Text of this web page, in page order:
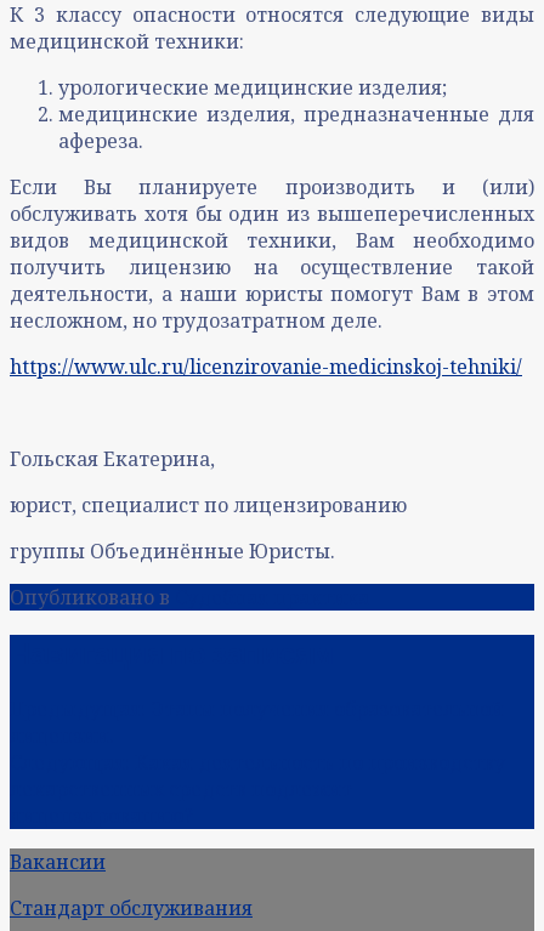
К 3 классу опасности относятся следующие виды
медицинской техники:
урологические медицинские изделия;
медицинские изделия, предназначенные для
афереза.
Если Вы планируете производить и (или)
обслуживать хотя бы один из вышеперечисленных
видов медицинской техники, Вам необходимо
получить лицензию на осуществление такой
деятельности, а наши юристы помогут Вам в этом
несложном, но трудозатратном деле.
https://www.ulc.ru/licenzirovanie-medicinskoj-tehniki/
Гольская Екатерина,
юрист, специалист по лицензированию
группы Объединённые Юристы.
Опубликовано в
Вакансии
Стандарт обслуживания